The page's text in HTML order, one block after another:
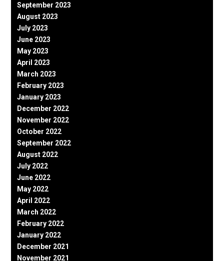
September 2023
August 2023
July 2023
June 2023
May 2023
April 2023
March 2023
February 2023
January 2023
December 2022
November 2022
October 2022
September 2022
August 2022
July 2022
June 2022
May 2022
April 2022
March 2022
February 2022
January 2022
December 2021
November 2021